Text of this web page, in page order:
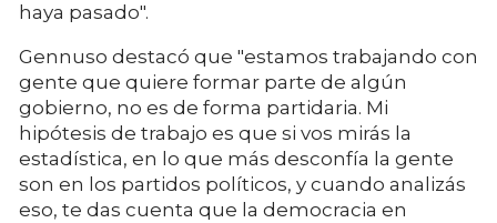
haya pasado".
Gennuso destacó que "estamos trabajando con
gente que quiere formar parte de algún
gobierno, no es de forma partidaria. Mi
hipótesis de trabajo es que si vos mirás la
estadística, en lo que más desconfía la gente
son en los partidos políticos, y cuando analizás
eso, te das cuenta que la democracia en